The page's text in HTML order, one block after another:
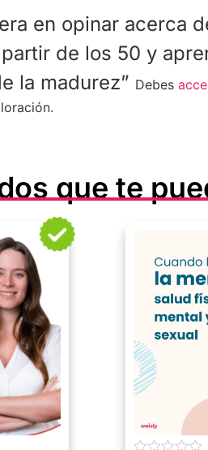
en opinar acerca
de los 50 y
la madurez” Debes
que te